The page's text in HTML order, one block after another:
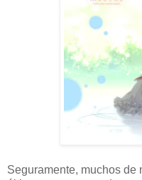
Seguramente, muchos de